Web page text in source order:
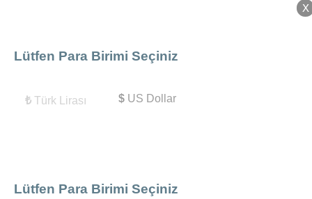
X
Lütfen Para Birimi Seçiniz
₺ Türk Lirası $US Dollar
X
Lütfen Para Birimi Seçiniz